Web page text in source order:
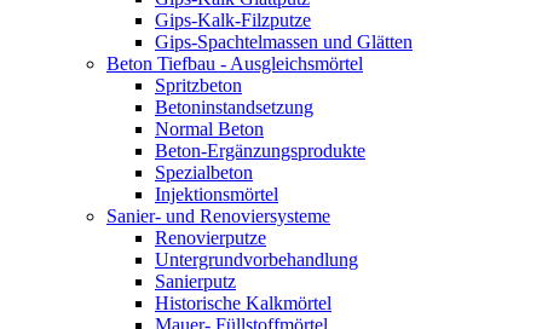
Gips-Kalk-Filzputze
Gips-Spachtelmassen und Glätten
Beton Tiefbau - Ausgleichsmörtel
Spritzbeton
Betoninstandsetzung
Normal Beton
Beton-Ergänzungsprodukte
Spezialbeton
Injektionsmörtel
Sanier- und Renoviersysteme
Renovierputze
Untergrundvorbehandlung
Sanierputz
Historische Kalkmörtel
Mauer- Füllstoffmörtel